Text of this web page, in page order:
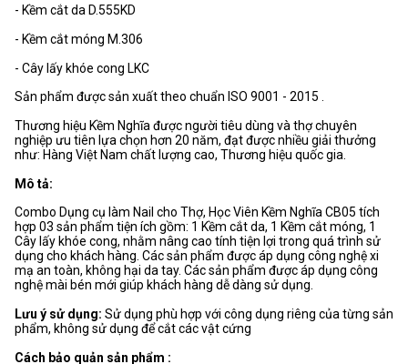
- Kềm cắt da D.555KD
- Kềm cắt móng M.306
- Cây lấy khóe cong LKC
Sản phẩm được sản xuất theo chuẩn ISO 9001 - 2015 .
Thương hiệu Kềm Nghĩa được người tiêu dùng và thợ chuyên
nghiệp ưu tiên lựa chọn hơn 20 năm, đạt được nhiều giải thưởng
như: Hàng Việt Nam chất lượng cao, Thương hiệu quốc gia.
Mô tả:
Combo Dụng cụ làm Nail cho Thợ, Học Viên Kềm Nghĩa CB05 tích
hợp 03 sản phẩm tiện ích gồm: 1 Kềm cắt da, 1 Kềm cắt móng, 1
Cây lấy khóe cong, nhằm nâng cao tính tiện lợi trong quá trình sử
dụng cho khách hàng. Các sản phẩm được áp dụng công nghệ xi
mạ an toàn, không hại da tay. Các sản phẩm được áp dụng công
nghệ mài bén mới giúp khách hàng dễ dàng sử dụng.
Lưu ý sử dụng: Sử dụng phù hợp với công dụng riêng của từng sản
phẩm, không sử dụng để cắt các vật cứng
Cách bảo quản sản phẩm :